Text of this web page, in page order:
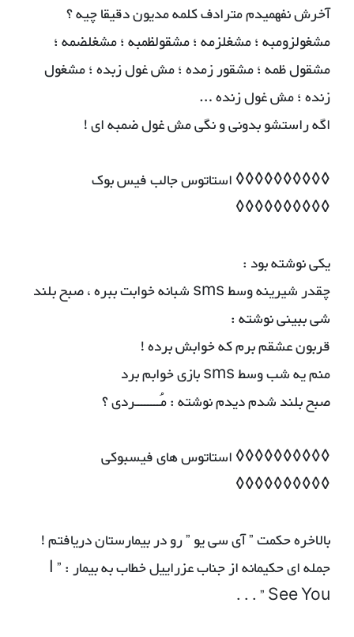
آخرش نفهمیدم مترادف کلمه مدیون دقیقا چیه ؟
مشغولزومبه ؛ مشغلزمه ؛ مشقولظمبه ؛ مشغلضمه ؛
مشقول ظمه ؛ مشقور زمده ؛ مش غول زبده ؛ مشغول
زنده ؛ مش غول زنده …
اگه راستشو بدونی و نگی مش غول ضمبه ای !
◊◊◊◊◊◊◊◊◊◊ استاتوس جالب فیس بوک
◊◊◊◊◊◊◊◊◊◊
یکی نوشته بود :
چقدر شیرینه وسط sms شبانه خوابت ببره ، صبح بلند
شی ببینی نوشته :
قربون عشقم برم که خوابش برده !
منم یه شب وسط sms بازی خوابم برد
صبح بلند شدم دیدم نوشته : مُــــــــردی ؟
◊◊◊◊◊◊◊◊◊◊ استاتوس های فیسبوکی
◊◊◊◊◊◊◊◊◊◊
بالاخره حکمت ” آی سی یو ” رو در بیمارستان دریافتم !
جمله ای حکیمانه از جناب عزراییل خطاب به بیمار : ” I
See You ” . . .